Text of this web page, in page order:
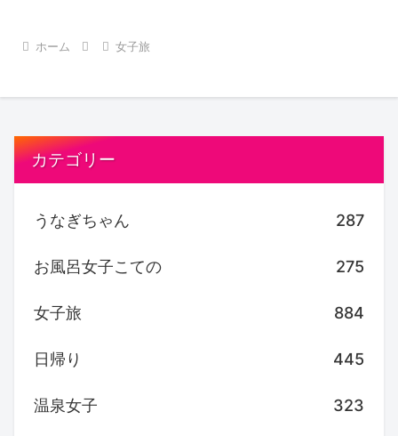
ホーム 女子旅
カテゴリー
うなぎちゃん 287
お風呂女子こての 275
女子旅 884
日帰り 445
温泉女子 323